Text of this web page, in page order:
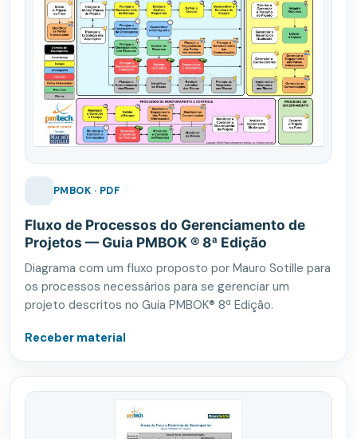
PMBOK · PDF
Fluxo de Processos do Gerenciamento de
Projetos — Guia PMBOK ® 8ª Edição
Diagrama com um fluxo proposto por Mauro Sotille para
os processos necessários para se gerenciar um
projeto descritos no Guia PMBOK® 8ª Edição.
Receber material